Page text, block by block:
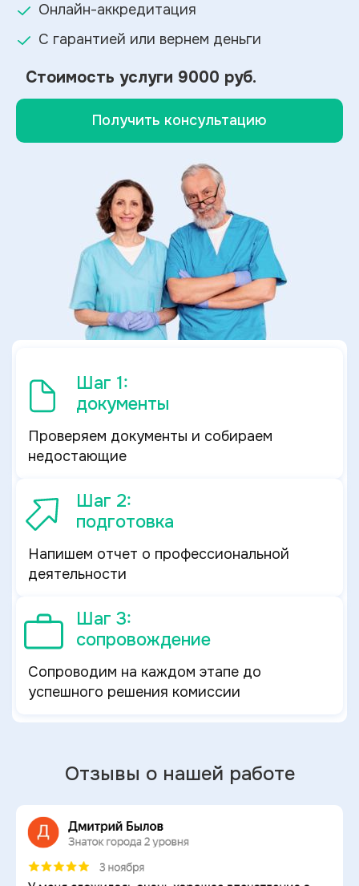
Онлайн-аккредитация
С гарантией или вернем деньги
Стоимость услуги 9000 руб.
Получить консультацию
Шаг 1:
документы
Проверяем документы и собираем
недостающие
Шаг 2:
подготовка
Напишем отчет о профессиональной
деятельности
Шаг 3:
сопровождение
Сопроводим на каждом этапе до
успешного решения комиссии
Отзывы о нашей работе